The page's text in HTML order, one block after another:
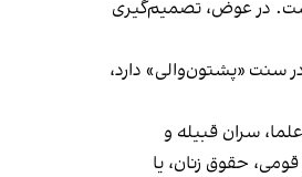
خالی است. در عوض، تصمیم‌گیری
سنت «پشتون‌والی» دارد،
سران قبیله و
حقوق زنان، یا